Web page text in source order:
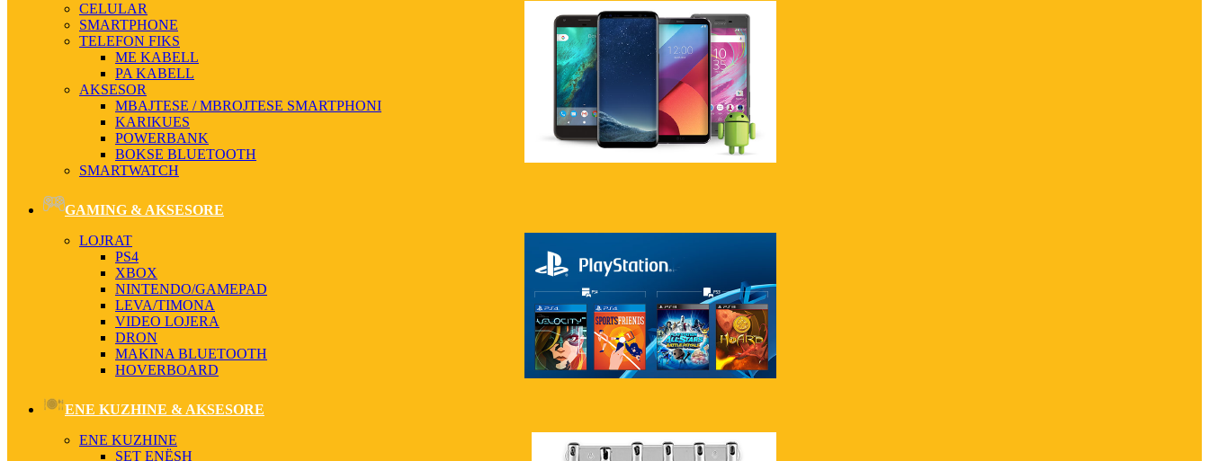
CELULAR
SMARTPHONE
TELEFON FIKS
ME KABELL
PA KABELL
AKSESOR
MBAJTESE / MBROJTESE SMARTPHONI
KARIKUES
POWERBANK
BOKSE BLUETOOTH
SMARTWATCH
GAMING & AKSESORE
LOJRAT
PS4
XBOX
NINTENDO/GAMEPAD
LEVA/TIMONA
VIDEO LOJERA
DRON
MAKINA BLUETOOTH
HOVERBOARD
ENE KUZHINE & AKSESORE
ENE KUZHINE
SET ENËSH